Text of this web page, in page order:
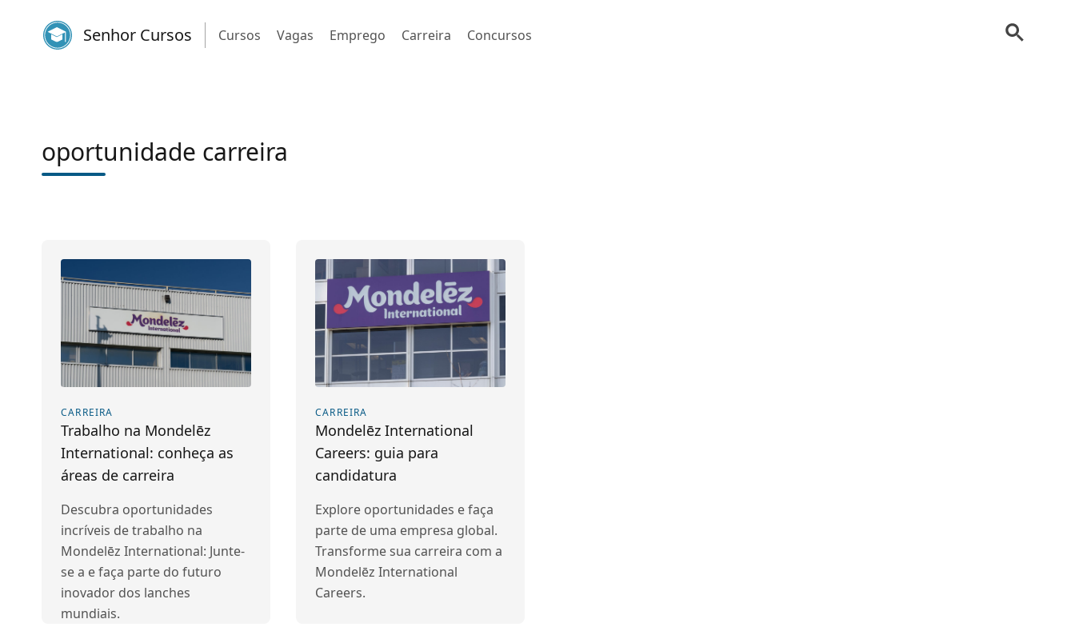
Senhor Cursos Cursos Vagas Emprego Carreira Concursos
oportunidade carreira
CARREIRA
Trabalho na Mondelēz
International: conheça as
áreas de carreira
Descubra oportunidades
incríveis de trabalho na
Mondelēz International: Junte-
se a e faça parte do futuro
inovador dos lanches
mundiais.
CARREIRA
Mondelēz International
Careers: guia para
candidatura
Explore oportunidades e faça
parte de uma empresa global.
Transforme sua carreira com a
Mondelēz International
Careers.